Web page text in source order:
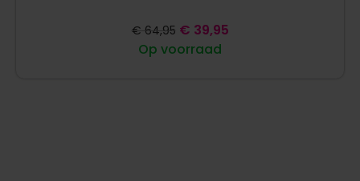
Op voorraad
€ 64,95 € 39,95